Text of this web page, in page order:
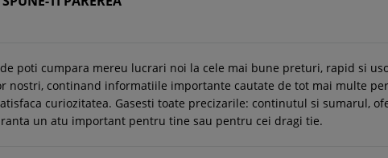
poti cumpara mereu lucrari noi la cele mai bune preturi, rapid si
nostri, continand informatiile importante cautate de tot mai multe
curiozitatea. Gasesti toate precizarile: continutul si sumarul,
un atu important pentru tine sau pentru cei dragi tie.